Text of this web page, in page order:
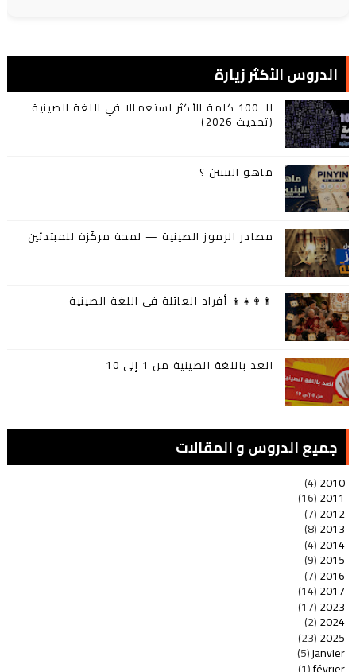
الدروس الأكثر زيارة
الـ 100 كلمة الأكثر استعمالا في اللغة الصينية
(تحديث 2026)
ماهو البنيين ؟
مصادر الرموز الصينية — لمحة مركّزة للمبتدئين
👨‍👩‍👧‍👦 أفراد العائلة في اللغة الصينية
العد باللغة الصينية من 1 إلى 10
جميع الدروس و المقالات
2010
(4)
2011
(16)
2012
(7)
2013
(8)
2014
(4)
2015
(9)
2016
(7)
2017
(14)
2023
(17)
2024
(2)
2025
(23)
janvier
(5)